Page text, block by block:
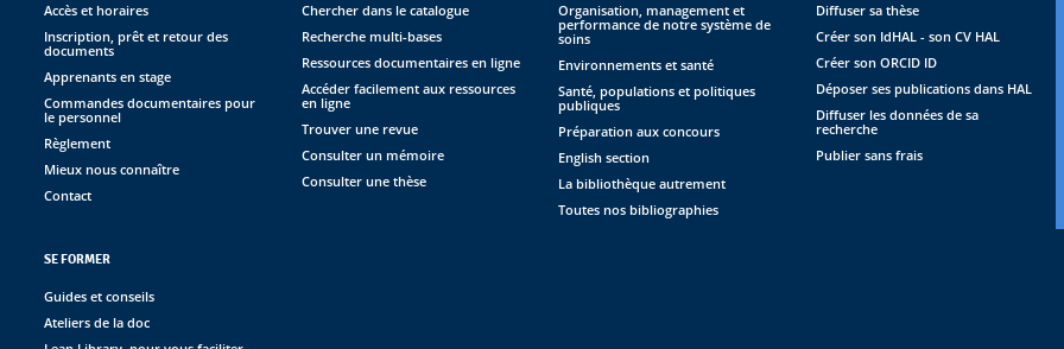
Accès et horaires
Inscription, prêt et retour des
documents
Apprenants en stage
Commandes documentaires pour
le personnel
Règlement
Mieux nous connaître
Contact
Chercher dans le catalogue
Recherche multi-bases
Ressources documentaires en ligne
Accéder facilement aux ressources
en ligne
Trouver une revue
Consulter un mémoire
Consulter une thèse
Organisation, management et
performance de notre système de
soins
Environnements et santé
Santé, populations et politiques
publiques
Préparation aux concours
English section
La bibliothèque autrement
Toutes nos bibliographies
Diffuser sa thèse
Créer son IdHAL - son CV HAL
Créer son ORCID ID
Déposer ses publications dans HAL
Diffuser les données de sa
recherche
Publier sans frais
SE FORMER
Guides et conseils
Ateliers de la doc